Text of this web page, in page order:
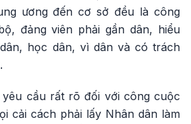
ương đến cơ sở đều là công
đảng viên phải gần dân, hiểu
học dân, vì dân và có trách
cầu rất rõ đối với công cuộc
cải cách phải lấy Nhân dân làm